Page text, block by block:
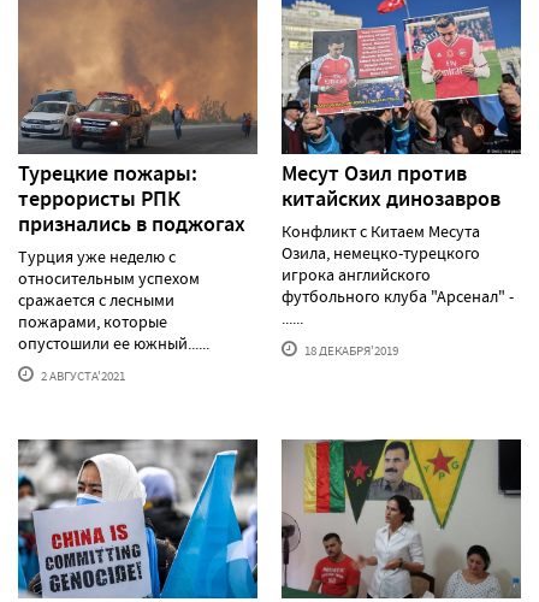
Турецкие пожары:
террористы РПК
признались в поджогах
Турция уже неделю с
относительным успехом
сражается с лесными
пожарами, которые
опустошили ее южный......
2 АВГУСТА'2021
Месут Озил против
китайских динозавров
Конфликт с Китаем Месута
Озила, немецко-турецкого
игрока английского
футбольного клуба "Арсенал" -
......
18 ДЕКАБРЯ'2019